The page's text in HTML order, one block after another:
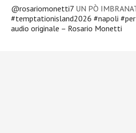
@rosariomonetti7 UN PÒ
#temptationisland2026 #napoli
audio originale – Rosario Monetti